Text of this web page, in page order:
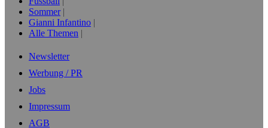
Sommer
Gianni Infantino
Alle Themen
Newsletter
Werbung / PR
Jobs
Impressum
AGB